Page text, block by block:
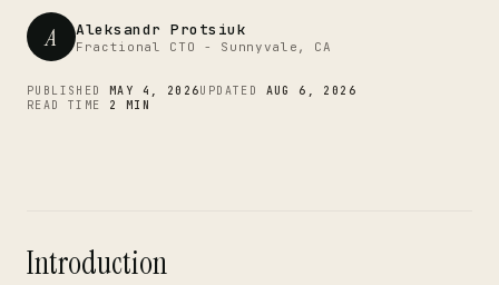
A Aleksandr Protsiuk
Fractional CTO - Sunnyvale, CA
PUBLISHED MAY 4, 2026UPDATED AUG 6, 2026
READ TIME 2 MIN
Introduction